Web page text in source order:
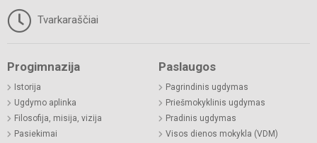
Tvarkaraščiai
Progimnazija
Istorija
Ugdymo aplinka
Filosofija, misija, vizija
Pasiekimai
Paslaugos
Pagrindinis ugdymas
Priešmokyklinis ugdymas
Pradinis ugdymas
Visos dienos mokykla (VDM)